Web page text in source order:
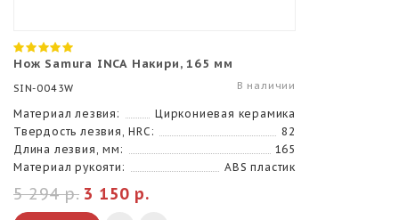
Нож Samura INCA Накири, 165 мм
SIN-0043W В наличии
Материал лезвия:
Циркониевая керамика
Твердость лезвия, HRC:
82
Длина лезвия, мм:
165
Материал рукояти:
ABS пластик
3 150 р.
5 294 р.